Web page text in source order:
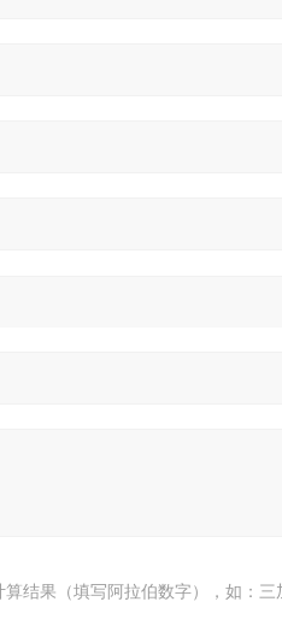
算结果（填写阿拉伯数字），如：三